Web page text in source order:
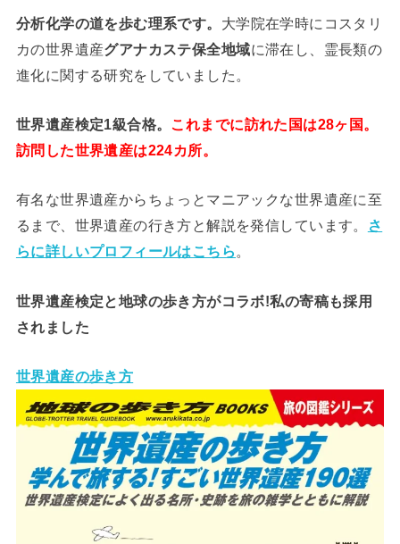
分析化学の道を歩む理系です。 大学院在学時にコスタリ
カの世界遺産グアナカステ保全地域に滞在し、霊長類の
進化に関する研究をしていました。
世界遺産検定1級合格。 これまでに訪れた国は28ヶ国。
訪問した世界遺産は224カ所。
有名な世界遺産からちょっとマニアックな世界遺産に至
るまで、世界遺産の行き方と解説を発信しています。
さ
らに詳しいプロフィールはこちら 。
世界遺産検定と地球の歩き方がコラボ!私の寄稿も採用
されました
世界遺産の歩き方